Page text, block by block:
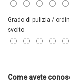
Grado di pulizia /
svolto
Come avete